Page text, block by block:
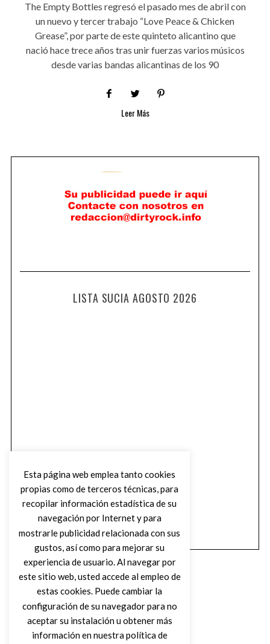
The Empty Bottles regresó el pasado mes de abril con
un nuevo y tercer trabajo “Love Peace & Chicken
Grease”, por parte de este quinteto alicantino que
nació hace trece años tras unir fuerzas varios músicos
desde varias bandas alicantinas de los 90
Leer Más
LISTA SUCIA AGOSTO 2026
Esta página web emplea tanto cookies
propias como de terceros técnicas, para
recopilar información estadística de su
navegación por Internet y para
mostrarle publicidad relacionada con sus
gustos, así como para mejorar su
experiencia de usuario. Al navegar por
este sitio web, usted accede al empleo de
estas cookies. Puede cambiar la
configuración de su navegador para no
aceptar su instalación u obtener más
información en nuestra política de